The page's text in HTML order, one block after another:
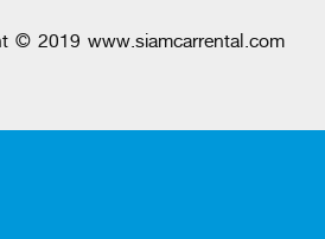
© 2019 www.siamcarrental.com